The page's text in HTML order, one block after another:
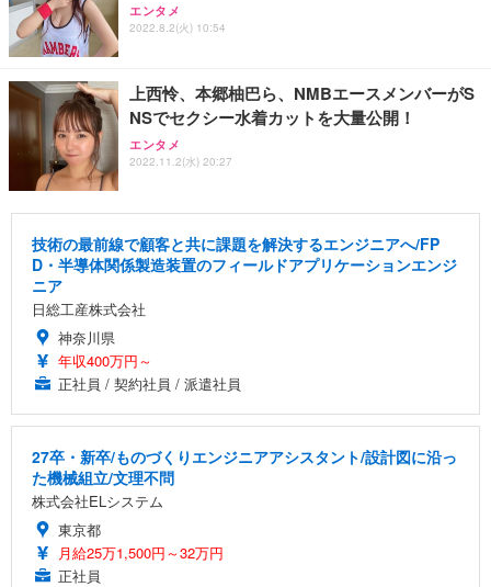
エンタメ
2022.8.2(火) 10:54
上西怜、本郷柚巴ら、NMBエースメンバーがS
NSでセクシー水着カットを大量公開！
エンタメ
2022.11.2(水) 20:27
技術の最前線で顧客と共に課題を解決するエンジニアへ/FP
D・半導体関係製造装置のフィールドアプリケーションエンジ
ニア
日総工産株式会社
神奈川県
年収400万円～
正社員 / 契約社員 / 派遣社員
27卒・新卒/ものづくりエンジニアアシスタント/設計図に沿っ
た機械組立/文理不問
株式会社ELシステム
東京都
月給25万1,500円～32万円
正社員